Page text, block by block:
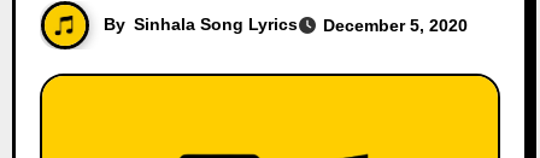
By Sinhala Song Lyrics December 5, 2020